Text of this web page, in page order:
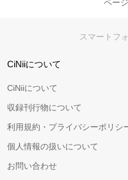
ペー
スマートフ
CiNiiについて
CiNiiについて
収録刊行物について
利用規約・プライバシーポリシ
個人情報の扱いについて
お問い合わせ